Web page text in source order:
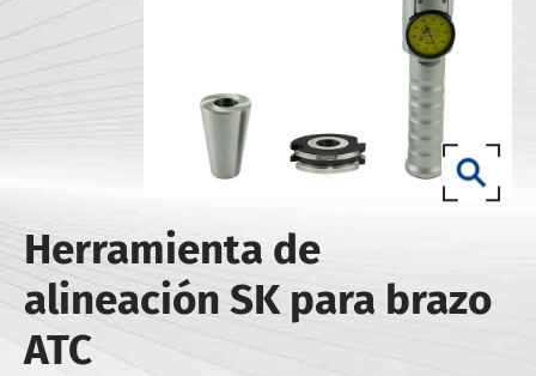
Herramienta de
alineación SK para brazo
ATC